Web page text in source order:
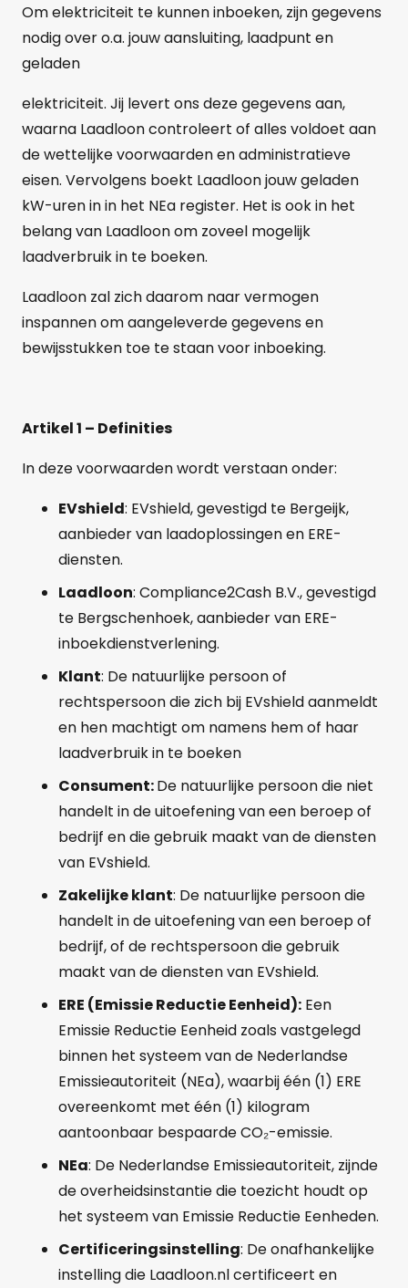
Om elektriciteit te kunnen inboeken, zijn gegevens
nodig over o.a. jouw aansluiting, laadpunt en
geladen
elektriciteit. Jij levert ons deze gegevens aan,
waarna Laadloon controleert of alles voldoet aan
de wettelijke voorwaarden en administratieve
eisen. Vervolgens boekt Laadloon jouw geladen
kW-uren in in het NEa register. Het is ook in het
belang van Laadloon om zoveel mogelijk
laadverbruik in te boeken.
Laadloon zal zich daarom naar vermogen
inspannen om aangeleverde gegevens en
bewijsstukken toe te staan voor inboeking.
Artikel 1 – Definities
In deze voorwaarden wordt verstaan onder:
EVshield: EVshield, gevestigd te Bergeijk,
aanbieder van laadoplossingen en ERE-
diensten.
Laadloon: Compliance2Cash B.V., gevestigd
te Bergschenhoek, aanbieder van ERE-
inboekdienstverlening.
Klant: De natuurlijke persoon of
rechtspersoon die zich bij EVshield aanmeldt
en hen machtigt om namens hem of haar
laadverbruik in te boeken
Consument:De natuurlijke persoon die niet
handelt in de uitoefening van een beroep of
bedrijf en die gebruik maakt van de diensten
van EVshield.
Zakelijke klant: De natuurlijke persoon die
handelt in de uitoefening van een beroep of
bedrijf, of de rechtspersoon die gebruik
maakt van de diensten van EVshield.
ERE (Emissie Reductie Eenheid): Een
Emissie Reductie Eenheid zoals vastgelegd
binnen het systeem van de Nederlandse
Emissieautoriteit (NEa), waarbij één (1) ERE
overeenkomt met één (1) kilogram
aantoonbaar bespaarde CO₂-emissie.
NEa: De Nederlandse Emissieautoriteit, zijnde
de overheidsinstantie die toezicht houdt op
het systeem van Emissie Reductie Eenheden.
Certificeringsinstelling: De onafhankelijke
instelling die Laadloon.nl certificeert en